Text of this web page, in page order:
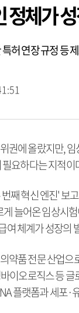
정체가
허 연장 규정 등
권에 올랐지만,
요하다는 지적이
째 혁신 엔진' 보
늘어온 임상시
여 체계가 성장의
품 전문 산업으
이오로직스 등
플랫폼과 세포·